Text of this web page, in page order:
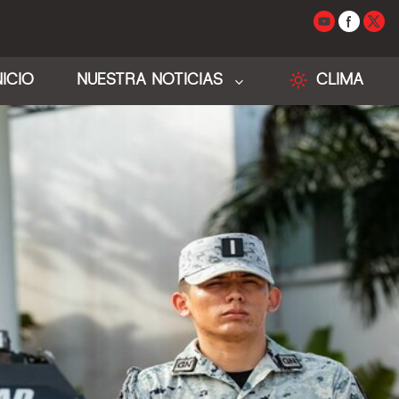
NUESTRA NOTICIAS CLIMA